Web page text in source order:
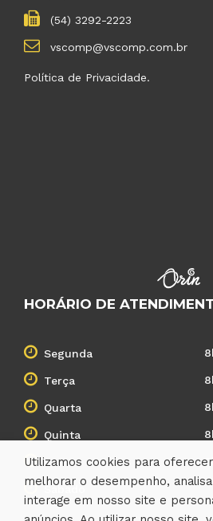
(54) 3292-2223
vscomp@vscomp.com.br
Política de Privacidade.
HORÁRIO DE
Segunda
Terça
Quarta
Quinta
Sexta
Sábado
Utilizamos cookies para
melhorar o desempenho,
interage em nosso site e